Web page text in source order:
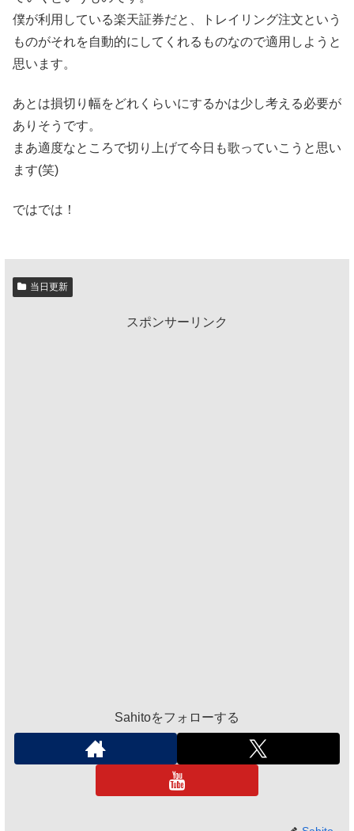
僕が利用している楽天証券だと、トレイリング注文という
ものがそれを自動的にしてくれるものなので適用しようと
思います。
あとは損切り幅をどれくらいにするかは少し考える必要が
ありそうです。
まあ適度なところで切り上げて今日も歌っていこうと思い
ます(笑)
ではでは！
当日更新
スポンサーリンク
Sahitoをフォローする